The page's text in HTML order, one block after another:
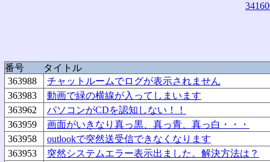
番号
タイトル
363988
チャットルームでログが表示されません
363983
動画で緑の横線が入ってしまいます
363962
パソコンがCDを認知しない！！
363959
画面がいきなり真っ黒、真っ青、真っ白・・・
363958
outlookで突然送受信できなくなります
363953
突然システムエラー表示出ました。解決方法は？